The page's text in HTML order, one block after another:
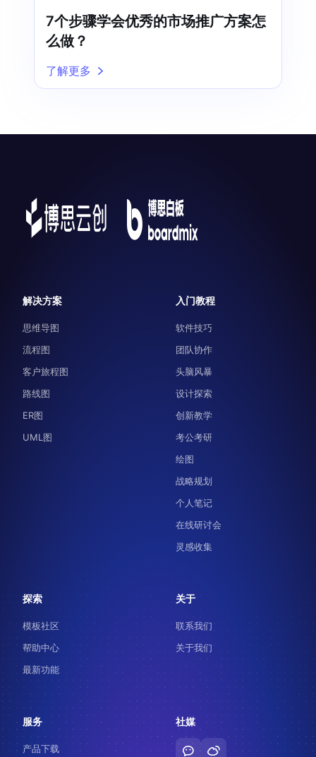
7个步骤学会优秀的市场推广方案怎
么做？
了解更多
解决方案
思维导图
流程图
客户旅程图
路线图
ER图
UML图
入门教程
软件技巧
团队协作
头脑风暴
设计探索
创新教学
考公考研
绘图
战略规划
个人笔记
在线研讨会
灵感收集
探索
模板社区
帮助中心
最新功能
关于
联系我们
关于我们
服务
产品下载
社媒